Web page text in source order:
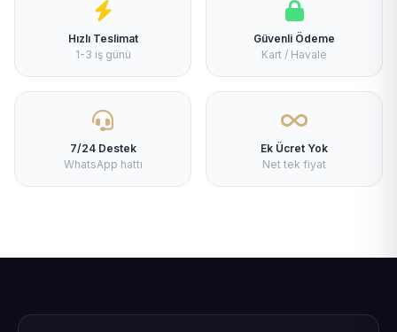
Hızlı Teslimat
1-3 iş günü
Güvenli Ödeme
Kart / Havale
7/24 Destek
WhatsApp hattı
Ek Ücret Yok
Net tek fiyat